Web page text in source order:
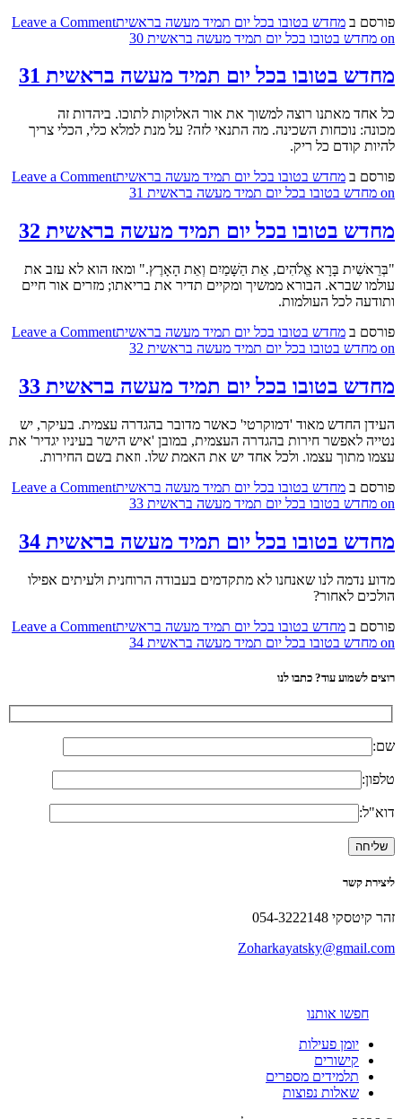
פורסם ב מחדש בטובו בכל יום תמיד מעשה בראשיתLeave a Comment
on מחדש בטובו בכל יום תמיד מעשה בראשית 30
מחדש בטובו בכל יום תמיד מעשה בראשית 31
כל אחד מאתנו רוצה למשוך את אור האלוקות לתוכו. ביהדות זה
מכונה: נוכחות השכינה. מה התנאי לזה? על מנת למלא כלי, הכלי צריך
להיות קודם כל ריק.
פורסם ב מחדש בטובו בכל יום תמיד מעשה בראשיתLeave a Comment
on מחדש בטובו בכל יום תמיד מעשה בראשית 31
מחדש בטובו בכל יום תמיד מעשה בראשית 32
"בְּרֵאשִׁית בָּרָא אֱלֹהִים, אֵת הַשָּׁמַיִם וְאֵת הָאָרֶץ." ומאז הוא לא עזב את
עולמו שברא. הבורא ממשיך ומקיים תדיר את בריאתו; מזרים אור חיים
ותודעה לכל העולמות.
פורסם ב מחדש בטובו בכל יום תמיד מעשה בראשיתLeave a Comment
on מחדש בטובו בכל יום תמיד מעשה בראשית 32
מחדש בטובו בכל יום תמיד מעשה בראשית 33
העידן החדש מאוד 'דמוקרטי' כאשר מדובר בהגדרה עצמית. בעיקר, יש
נטייה לאפשר חירות בהגדרה העצמית, במובן 'איש הישר בעיניו יגדיר' את
עצמו מתוך עצמו. ולכל אחד יש את האמת שלו. וזאת בשם החירות.
פורסם ב מחדש בטובו בכל יום תמיד מעשה בראשיתLeave a Comment
on מחדש בטובו בכל יום תמיד מעשה בראשית 33
מחדש בטובו בכל יום תמיד מעשה בראשית 34
מדוע נדמה לנו שאנחנו לא מתקדמים בעבודה הרוחנית ולעיתים אפילו
הולכים לאחור?
פורסם ב מחדש בטובו בכל יום תמיד מעשה בראשיתLeave a Comment
on מחדש בטובו בכל יום תמיד מעשה בראשית 34
רוצים לשמוע עוד? כתבו לנו
שם:
טלפון:
דוא"ל:
ליצירת קשר
זהר קיטסקי 054-3222148
Zoharkayatsky@gmail.com
חפשו אותנו
יומן פעילות
קישורים
תלמידים מספרים
שאלות נפוצות